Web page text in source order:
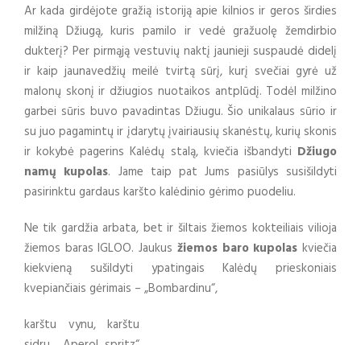
Ar kada girdėjote gražią istoriją apie kilnios ir geros širdies
milžiną Džiugą, kuris pamilo ir vedė gražuolę žemdirbio
dukterį? Per pirmąją vestuvių naktį jaunieji suspaudė didelį
ir kaip jaunavedžių meilė tvirtą sūrį, kurį svečiai gyrė už
malonų skonį ir džiugios nuotaikos antplūdį. Todėl milžino
garbei sūris buvo pavadintas Džiugu. Šio unikalaus sūrio ir
su juo pagamintų ir įdarytų įvairiausių skanėstų, kurių skonis
ir kokybė pagerins Kalėdų stalą, kviečia išbandyti Džiugo
namų kupolas. Jame taip pat Jums pasiūlys susišildyti
pasirinktu gardaus karšto kalėdinio gėrimo puodeliu.
Ne tik gardžia arbata, bet ir šiltais žiemos kokteiliais vilioja
žiemos baras IGLOO. Jaukus žiemos baro kupolas kviečia
kiekvieną sušildyti ypatingais Kalėdų prieskoniais
kvepiančiais gėrimais – „Bombardinu“,
karštu vynu, karštu